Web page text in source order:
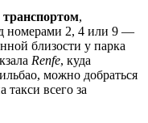
,
номерами 2, 4 или 9 —
близости у парка
Renfe, куда
можно добраться
всего за